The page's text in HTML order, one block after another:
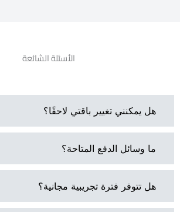
الأسئلة الشائعة
هل يمكنني تغيير باقتي لاحقًا؟
نعم، يمكنك ترقية أو تخفيض باقتك
وقت. يتم تطبيق التغييرات فورًا،
ما وسائل الدفع المتاحة؟
وMastercard وAmerican Express)،
هل تتوفر فترة تجريبية مجانية؟